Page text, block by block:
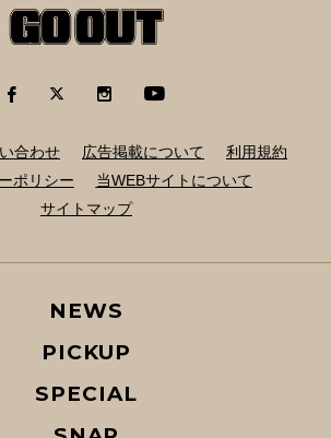
合わせ 広告掲載について
利用規約
ポリシー
当WEBサイトについて
サイトマップ
NEWS
PICKUP
SPECIAL